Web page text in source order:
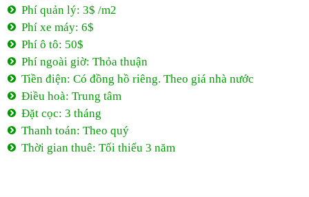
Phí quản lý: 3$ /m2
Phí xe máy: 6$
Phí ô tô: 50$
Phí ngoài giờ: Thỏa thuận
Tiền điện: Có đồng hồ riêng. Theo giá nhà nước
Điều hoà: Trung tâm
Đặt cọc: 3 tháng
Thanh toán: Theo quý
Thời gian thuê: Tối thiểu 3 năm